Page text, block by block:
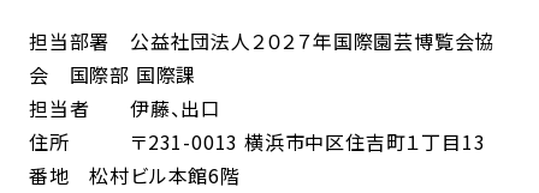
担当部署 公益社団法人２０２７年国際園芸博覧会協
会 国際部 国際課
担当者 伊藤、出口
住所 〒231-0013 横浜市中区住吉町１丁目13
番地 松村ビル本館6階